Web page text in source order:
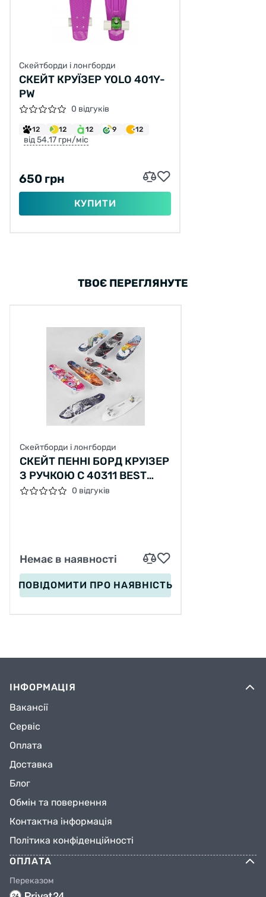
Скейтборди і лонгборди
СКЕЙТ КРУЇЗЕР YOLO 401Y-
PW
0 відгуків
12 12 12 9 12
від 54.17 грн/міс
650 грн
КУПИТИ
ТВОЄ ПЕРЕГЛЯНУТЕ
Скейтборди і лонгборди
СКЕЙТ ПЕННІ БОРД КРУІЗЕР
З РУЧКОЮ C 40311 BEST
BOARD, КОЛЕСА PU
0 відгуків
Немає в наявності
ПОВІДОМИТИ ПРО НАЯВНІСТЬ
ІНФОРМАЦІЯ
Вакансії
Сервіс
Оплата
Доставка
Блог
Обмін та повернення
Контактна інформація
Політика конфіденційності
ОПЛАТА
Переказом